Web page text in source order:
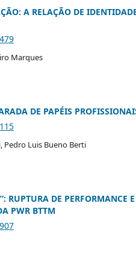
A RELAÇÃO DE
Marques
DE PAPÉIS
Pedro Luis Bueno Berti
RUPTURA DE PERFORMANCE
PWR BTTM